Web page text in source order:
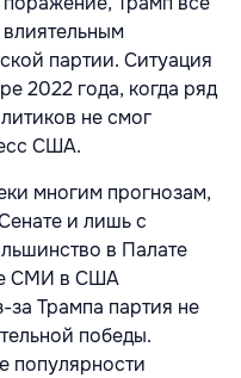
партии. Ситуация
2022 года, когда ряд
не смог
США.
многим прогнозам,
и лишь с
в Палате
СМИ в США
Трампа партия не
победы.
популярности